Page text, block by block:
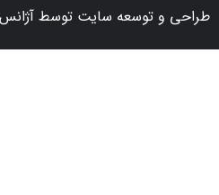
سایت توسط آژانس دیجیتال